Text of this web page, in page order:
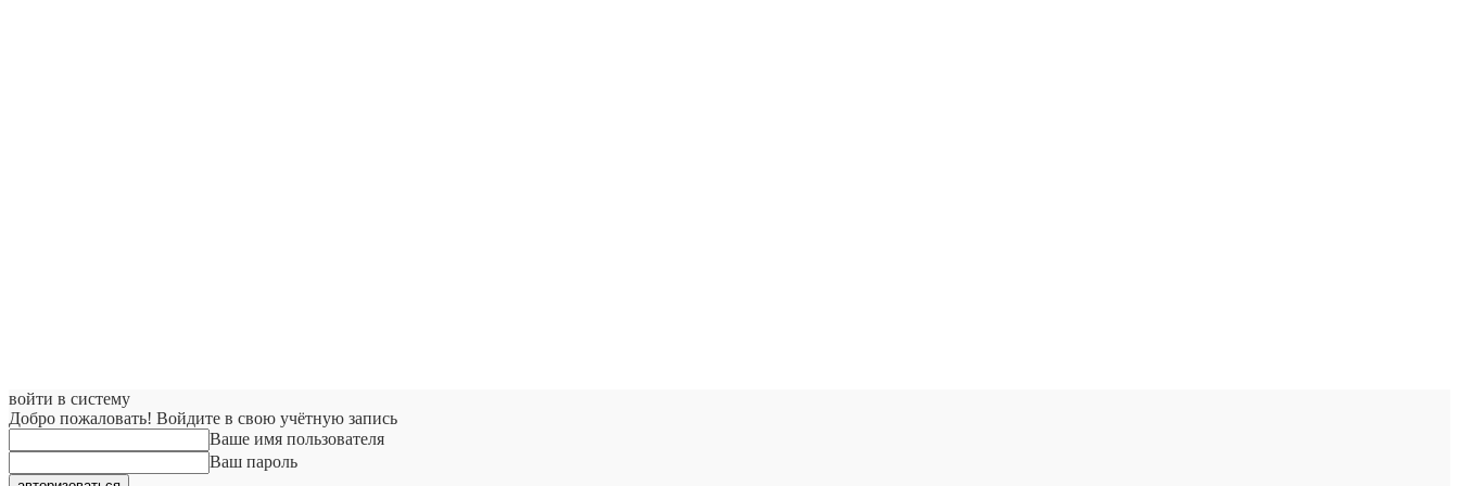
войти в систему
Добро пожаловать! Войдите в свою учётную запись
Ваше имя пользователя
Ваш пароль